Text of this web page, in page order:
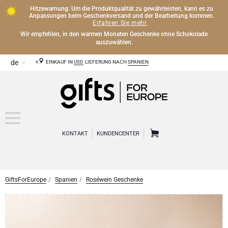
Hitzewarnung: Um die Produktqualität zu gewährleisten, kann es zu
Anpassungen beim Geschenkversand und der Bearbeitung kommen.
Erfahren Sie mehr.
Wir empfehlen, in den warmen Monaten Geschenke ohne Schokolade
auszuwählen.
EINKAUF IN USD LIEFERUNG NACH SPANIEN
KONTAKT KUNDENCENTER
CHAMPAGNER
GiftsForEurope Spanien Roséwein Geschenke